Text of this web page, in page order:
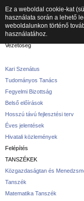
A kar
A karról
Vezetőség
Kari Szenátus
Tudományos Tanács
Fegyelmi Bizottság
Belső előírások
Hosszú távú fejlesztési terv
Éves jelentések
Hivatali közlemények
Felépítés
TANSZÉKEK
Közgazdaságtan és
Tanszék
Matematika Tanszék
Ez a weboldal cookie-kat
használata során a lehető
weboldalunkon történő
használatához.